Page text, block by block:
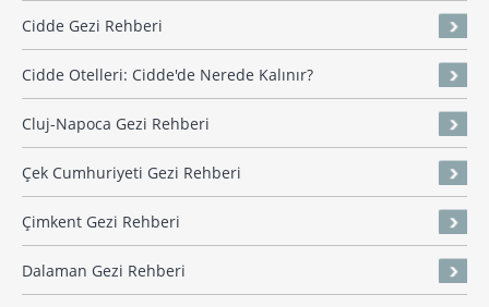
Cidde Gezi Rehberi
Cidde Otelleri: Cidde'de Nerede Kalınır?
Cluj-Napoca Gezi Rehberi
Çek Cumhuriyeti Gezi Rehberi
Çimkent Gezi Rehberi
Dalaman Gezi Rehberi